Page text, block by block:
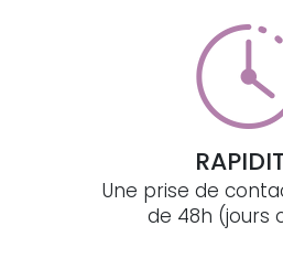
Une prise de
de 48h (jours